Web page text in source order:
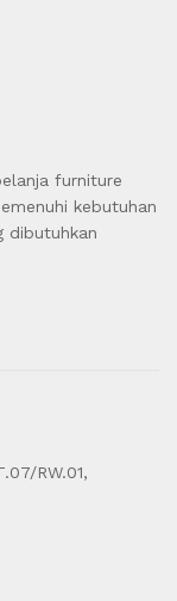
furniture
kebutuhan
dibutuhkan
RW.01,